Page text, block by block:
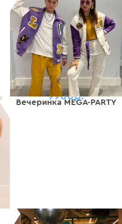
Вечеринка MEGA-PARTY
9900р.